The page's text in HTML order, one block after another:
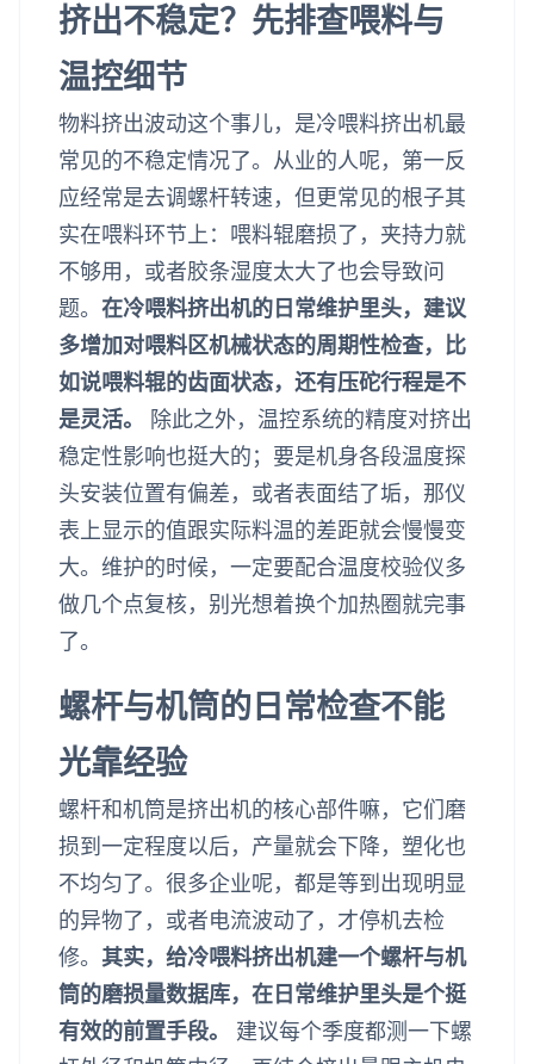
挤出不稳定？先排查喂料与
温控细节
物料挤出波动这个事儿，是冷喂料挤出机最
常见的不稳定情况了。从业的人呢，第一反
应经常是去调螺杆转速，但更常见的根子其
实在喂料环节上：喂料辊磨损了，夹持力就
不够用，或者胶条湿度太大了也会导致问
题。 在冷喂料挤出机的日常维护里头，建议
多增加对喂料区机械状态的周期性检查，比
如说喂料辊的齿面状态，还有压砣行程是不
是灵活。
除此之外，温控系统的精度对挤出
稳定性影响也挺大的；要是机身各段温度探
头安装位置有偏差，或者表面结了垢，那仪
表上显示的值跟实际料温的差距就会慢慢变
大。维护的时候，一定要配合温度校验仪多
做几个点复核，别光想着换个加热圈就完事
了。
螺杆与机筒的日常检查不能
光靠经验
螺杆和机筒是挤出机的核心部件嘛，它们磨
损到一定程度以后，产量就会下降，塑化也
不均匀了。很多企业呢，都是等到出现明显
的异物了，或者电流波动了，才停机去检
修。 其实，给冷喂料挤出机建一个螺杆与机
筒的磨损量数据库，在日常维护里头是个挺
有效的前置手段。
建议每个季度都测一下螺